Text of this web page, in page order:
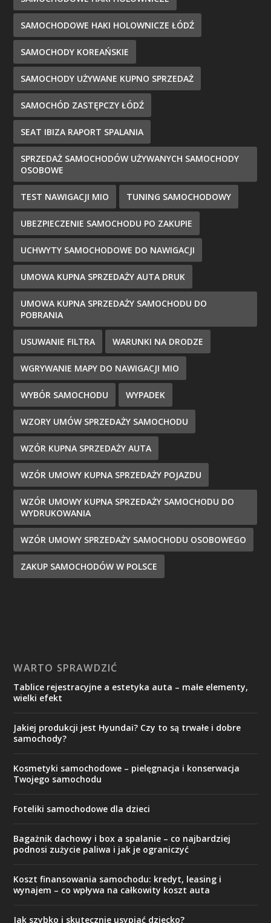
SAMOCHODOWE HAKI HOLOWNICZE ŁÓDŹ
SAMOCHODY KOREAŃSKIE
SAMOCHODY UŻYWANE KUPNO SPRZEDAŻ
SAMOCHÓD ZASTĘPCZY ŁÓDŹ
SEAT IBIZA RAPORT SPALANIA
SPRZEDAŻ SAMOCHODÓW UŻYWANYCH SAMOCHODY
OSOBOWE
TEST NAWIGACJI MIO TUNING SAMOCHODOWY
UBEZPIECZENIE SAMOCHODU PO ZAKUPIE
UCHWYTY SAMOCHODOWE DO NAWIGACJI
UMOWA KUPNA SPRZEDAŻY AUTA DRUK
UMOWA KUPNA SPRZEDAŻY SAMOCHODU DO
POBRANIA
USUWANIE FILTRA WARUNKI NA DRODZE
WGRYWANIE MAPY DO NAWIGACJI MIO
WYBÓR SAMOCHODU WYPADEK
WZORY UMÓW SPRZEDAŻY SAMOCHODU
WZÓR KUPNA SPRZEDAŻY AUTA
WZÓR UMOWY KUPNA SPRZEDAŻY POJAZDU
WZÓR UMOWY KUPNA SPRZEDAŻY SAMOCHODU DO
WYDRUKOWANIA
WZÓR UMOWY SPRZEDAŻY SAMOCHODU OSOBOWEGO
ZAKUP SAMOCHODÓW W POLSCE
WARTO SPRAWDZIĆ
Tablice rejestracyjne a estetyka auta – małe elementy,
wielki efekt
Jakiej produkcji jest Hyundai? Czy to są trwałe i dobre
samochody?
Kosmetyki samochodowe – pielęgnacja i konserwacja
Twojego samochodu
Foteliki samochodowe dla dzieci
Bagażnik dachowy i box a spalanie – co najbardziej
podnosi zużycie paliwa i jak je ograniczyć
Koszt finansowania samochodu: kredyt, leasing i
wynajem – co wpływa na całkowity koszt auta
Jak szybko i skutecznie usypiać dziecko?